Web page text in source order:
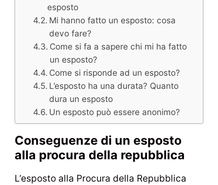
esposto
Mi hanno fatto un esposto: cosa
devo fare?
Come si fa a sapere chi mi ha fatto
un esposto?
Come si risponde ad un esposto?
L’esposto ha una durata? Quanto
dura un esposto
Un esposto può essere anonimo?
Conseguenze di un esposto
alla procura della repubblica
L’esposto alla Procura della Repubblica